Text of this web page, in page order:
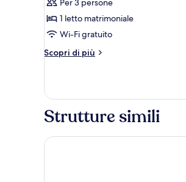
foto
per
Camera
matrimoniale
40
Per 3 persone
1 letto matrimoniale
Wi-Fi gratuito
Scopri di più
Altri
matrimoniale
m2
Strutture simili
Riserva Bianca Limone Hotel&SPA